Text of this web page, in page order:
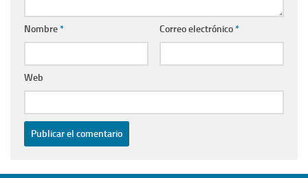
Nombre* Correo electrónico*
Web